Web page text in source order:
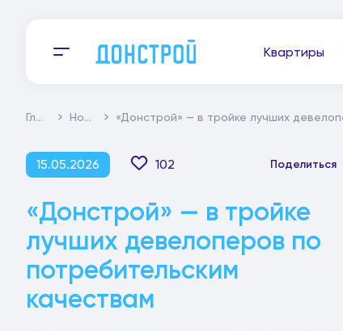
Квартиры
Главная Новости
15.05.2026 102 Поделиться
«Донстрой» — в тройке
лучших девелоперов по
потребительским
качествам